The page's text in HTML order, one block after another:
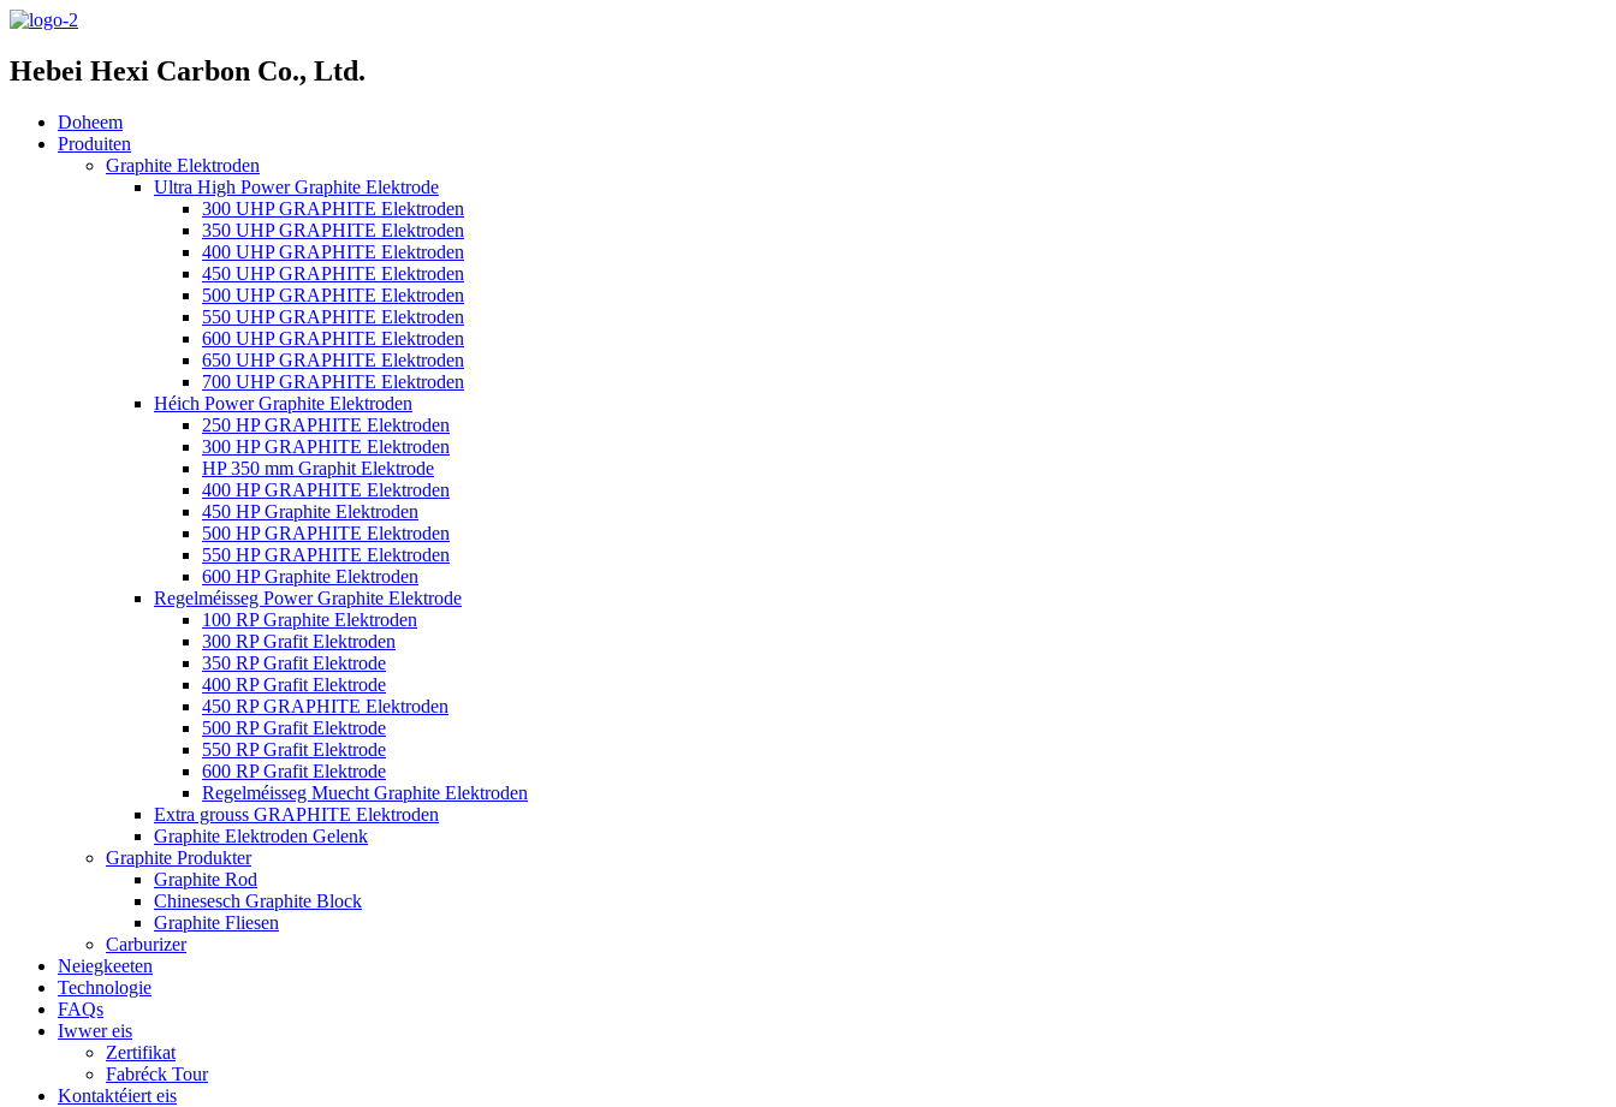
Hebei Hexi Carbon Co., Ltd.
Doheem
Produiten
Graphite Elektroden
Ultra High Power Graphite Elektrode
300 UHP GRAPHITE Elektroden
350 UHP GRAPHITE Elektroden
400 UHP GRAPHITE Elektroden
450 UHP GRAPHITE Elektroden
500 UHP GRAPHITE Elektroden
550 UHP GRAPHITE Elektroden
600 UHP GRAPHITE Elektroden
650 UHP GRAPHITE Elektroden
700 UHP GRAPHITE Elektroden
Héich Power Graphite Elektroden
250 HP GRAPHITE Elektroden
300 HP GRAPHITE Elektroden
HP 350 mm Graphit Elektrode
400 HP GRAPHITE Elektroden
450 HP Graphite Elektroden
500 HP GRAPHITE Elektroden
550 HP GRAPHITE Elektroden
600 HP Graphite Elektroden
Regelméisseg Power Graphite Elektrode
100 RP Graphite Elektroden
300 RP Grafit Elektroden
350 RP Grafit Elektrode
400 RP Grafit Elektrode
450 RP GRAPHITE Elektroden
500 RP Grafit Elektrode
550 RP Grafit Elektrode
600 RP Grafit Elektrode
Regelméisseg Muecht Graphite Elektroden
Extra grouss GRAPHITE Elektroden
Graphite Elektroden Gelenk
Graphite Produkter
Graphite Rod
Chinesesch Graphite Block
Graphite Fliesen
Carburizer
Neiegkeeten
Technologie
FAQs
Iwwer eis
Zertifikat
Fabréck Tour
Kontaktéiert eis